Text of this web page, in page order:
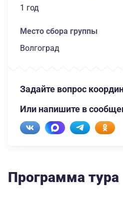
1 год
Место сбора группы
Волгоград
Задайте вопрос
Или напишите в
Программа тура